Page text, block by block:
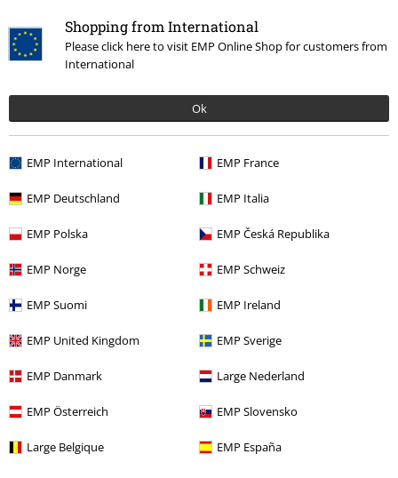
Shopping from International
Please click here to visit EMP Online Shop for customers from
International
Ok
EMP International EMP France
EMP Deutschland EMP Italia
EMP Polska EMP Česká Republika
EMP Norge EMP Schweiz
EMP Suomi EMP Ireland
EMP United Kingdom EMP Sverige
EMP Danmark Large Nederland
EMP Österreich EMP Slovensko
Large Belgique EMP España
More categories. More options.
Nyhedsbrev
Tilmeld dig nu og få en rabatkode på 15%! Mere
Jeg giver hermed samtykke til at modtage EMP Nyhedsbrevet og